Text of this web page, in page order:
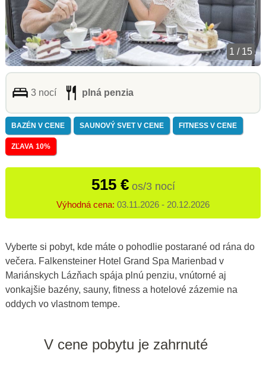
1 / 15
3 nocí plná penzia
BAZÉN V CENE SAUNOVÝ SVET V CENE FITNESS V CENE
ZĽAVA 10%
515 €os/3 nocí
Výhodná cena: 03.11.2026 - 20.12.2026
Vyberte si pobyt, kde máte o pohodlie postarané od rána do
večera. Falkensteiner Hotel Grand Spa Marienbad v
Mariánskych Lázňach spája plnú penziu, vnútorné aj
vonkajšie bazény, sauny, fitness a hotelové zázemie na
oddych vo vlastnom tempe.
V cene pobytu je zahrnuté